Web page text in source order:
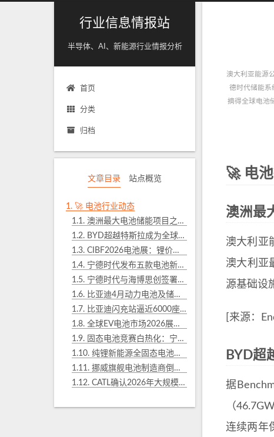
行业信息情报站
半导体、AI、新能源行业情报分析
首页
分类
归档
澳大利亚能源
德时代储能系
摘得全球电池
🚀 电
澳洲最
澳大利亚
澳大利亚
源基础设
[来源：
BYD超
据
（
连续两年
文章目录 站点概览
1. 🚀 电池行业动态
1.1. 澳洲最大电池储能项目之一投运：宁德时代储能系统落地Collie
1.2. BYD超越特斯拉成为全球最大储能系统集成商
1.3. CIBF2026电池展：锂价重返20万，固态电池”下半场”开打
1.4. 宁德时代发布五款电池新品：6分钟满电、1500公里续航
1.5. 宁德时代与海博思创签署3年60GWh钠离子电池战略合作协议
1.6. 比亚迪4月动力电池及储能电池装机总量约20.977GWh
1.7. 比亚迪闪充站逼近6000座覆盖312城，第二代刀片电池快速落地
1.8. 全球EV电池市场2026展望：市场规模将从986亿增至1570亿美元
1.9. 固态电池竞赛白热化：宁德时代/比亚迪锁定2027年量产
1.10. 纯锂新能源全固态电池产线500MWh达产，量产线开切
1.11. 挪威旗舰电池制造商倒闭，揭示行业冷酷现实
1.12. CATL确认2026年大规模钠离子电池部署，钠新电池即将上车